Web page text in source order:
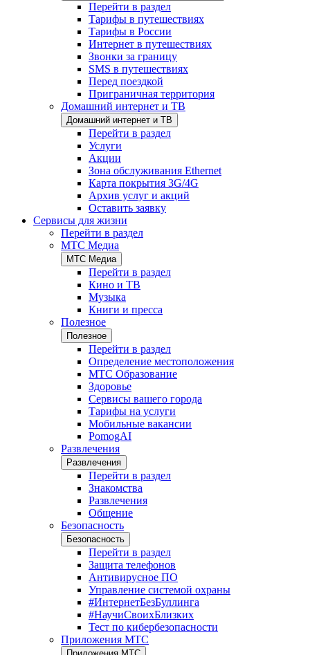
Перейти в раздел
Тарифы в путешествиях
Тарифы в России
Интернет в путешествиях
Звонки за границу
SMS в путешествиях
Перед поездкой
Приграничная территория
Домашний интернет и ТВ
Домашний интернет и ТВ
Перейти в раздел
Услуги
Акции
Зона обслуживания Ethernet
Карта покрытия 3G/4G
Архив услуг и акций
Оставить заявку
Сервисы для жизни
Перейти в раздел
МТС Медиа
МТС Медиа
Перейти в раздел
Кино и ТВ
Музыка
Книги и пресса
Полезное
Полезное
Перейти в раздел
Определение местоположения
МТС Образование
Здоровье
Сервисы вашего города
Тарифы на услуги
Мобильные вакансии
PomogAI
Развлечения
Развлечения
Перейти в раздел
Знакомства
Развлечения
Общение
Безопасность
Безопасность
Перейти в раздел
Защита телефонов
Антивирусное ПО
Управление системой охраны
#ИнтернетБезБуллинга
#НаучиСвоихБлизких
Тест по кибербезопасности
Приложения МТС